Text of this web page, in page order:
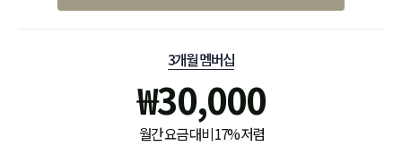
3개월 멤버십
₩30,000
월간 요금 대비 17% 저렴